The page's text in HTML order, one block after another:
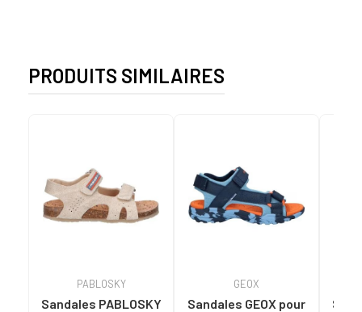
PRODUITS SIMILAIRES
PABLOSKY
Sandales PABLOSKY
GEOX
Sandales GEOX pour